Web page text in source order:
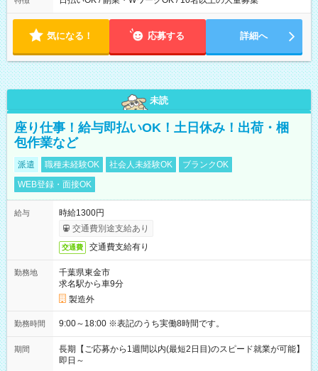
気になる！ 応募する 詳細へ
未読
座り仕事！給与即払いOK！土日休み！出荷・梱
包作業など
派遣 職種未経験OK 社会人未経験OK
ブランクOK
WEB登録・面接OK
給与
時給1300円
交通費別途支給あり
交通費 交通費支給有り
勤務地
千葉県東金市
求名駅から車9分
製造外
勤務時間 9:00～18:00 ※表記のうち実働8時間です。
期間
長期【ご応募から1週間以内(最短2日目)のスピード就業が可能】
即日～